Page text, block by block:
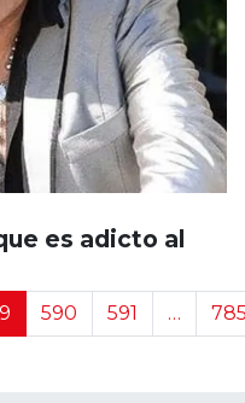
es adicto al
noticias
590 591 …